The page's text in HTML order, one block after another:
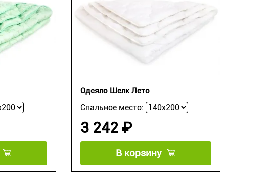
Одеяло Шелк Лето
Спальное место:
3 242 ₽
В корзину